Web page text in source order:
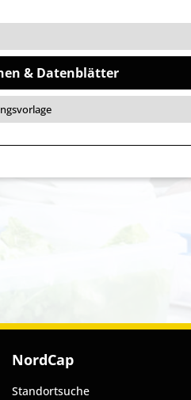
& Datenblätter
NordCap
Standortsuche